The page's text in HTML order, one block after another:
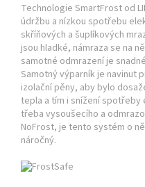
Technologie SmartFrost od
údržbu a nízkou spotřebu
skříňových a šuplíkových
jsou hladké, námraza se na
samotné odmrazení je
Samotný výparník je navinut
izolační pěny, aby bylo
tepla a tím i snížení
třeba vysoušecího a
NoFrost, je tento systém o
náročný.